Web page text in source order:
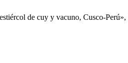
de cuy y vacuno, Cusco-Perú»,